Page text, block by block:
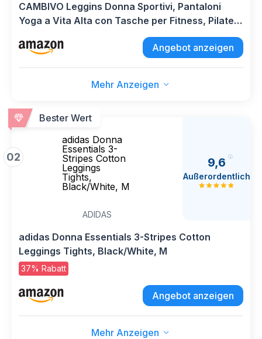
CAMBIVO Leggins Donna Sportivi, Pantaloni
Yoga a Vita Alta con Tasche per Fitness, Pilates,
Angebot anzeigen
Mehr Anzeigen
Bester Wert
02
adidas Donna
Essentials 3-
Stripes Cotton
Leggings
Tights,
Black/White, M
ADIDAS
9,6
Außerordentlich
adidas Donna Essentials 3-Stripes Cotton
Leggings Tights, Black/White, M
37% Rabatt
Angebot anzeigen
Mehr Anzeigen